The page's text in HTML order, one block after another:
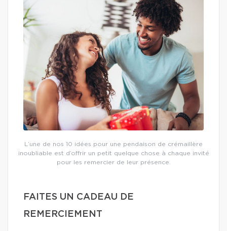
L’une de nos 10 idées pour une pendaison de crémaillère
inoubliable est d’offrir un petit quelque chose à chaque invité
pour les remercier de leur présence.
FAITES UN CADEAU DE
REMERCIEMENT